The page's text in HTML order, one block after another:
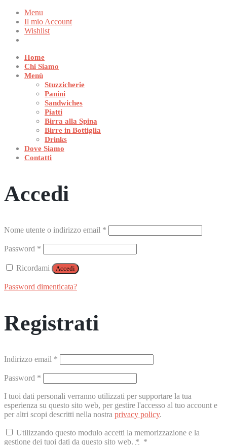
Menu
Il mio Account
Wishlist
Home
Chi Siamo
Menù
Stuzzicherie
Panini
Sandwiches
Piatti
Birra alla Spina
Birre in Bottiglia
Drinks
Dove Siamo
Contatti
Accedi
Nome utente o indirizzo email *
Password *
Ricordami Accedi
Password dimenticata?
Registrati
Indirizzo email *
Password *
I tuoi dati personali verranno utilizzati per supportare la tua
esperienza su questo sito web, per gestire l'accesso al tuo account e
per altri scopi descritti nella nostra privacy policy.
Utilizzando questo modulo accetti la memorizzazione e la
gestione dei tuoi dati da questo sito web. * *